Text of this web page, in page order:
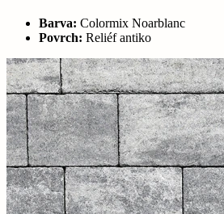
Barva: Colormix Noarblanc
Povrch: Reliéf antiko